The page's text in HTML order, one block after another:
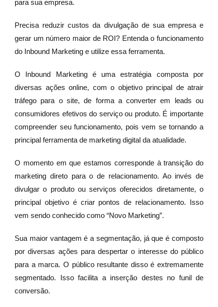
para sua empresa.
Precisa reduzir custos da divulgação de sua empresa e
gerar um número maior de ROI? Entenda o funcionamento
do Inbound Marketing e utilize essa ferramenta.
O Inbound Marketing é uma estratégia composta por
diversas ações online, com o objetivo principal de atrair
tráfego para o site, de forma a converter em leads ou
consumidores efetivos do serviço ou produto. É importante
compreender seu funcionamento, pois vem se tornando a
principal ferramenta de marketing digital da atualidade.
O momento em que estamos corresponde à transição do
marketing direto para o de relacionamento. Ao invés de
divulgar o produto ou serviços oferecidos diretamente, o
principal objetivo é criar pontos de relacionamento. Isso
vem sendo conhecido como “Novo Marketing”.
Sua maior vantagem é a segmentação, já que é composto
por diversas ações para despertar o interesse do público
para a marca. O público resultante disso é extremamente
segmentado. Isso facilita a inserção destes no funil de
conversão.